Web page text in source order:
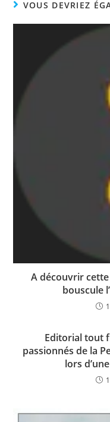
VOUS DEVRIEZ
A découvrir
bouscule
Editorial tout
passionnés de la
lors